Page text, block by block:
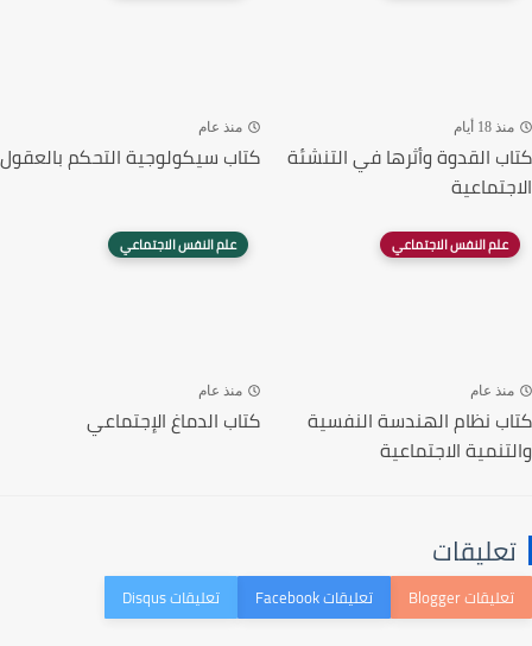
منذ 18 أيام
كتاب القدوة وأثرها في التنشئة
الاجتماعية
منذ عام
كتاب سيكولوجية التحكم بالعقول
علم النفس الاجتماعي
منذ عام
كتاب نظام الهندسة النفسية
والتنمية الاجتماعية
علم النفس الاجتماعي
منذ عام
كتاب الدماغ الإجتماعي
تعليقات